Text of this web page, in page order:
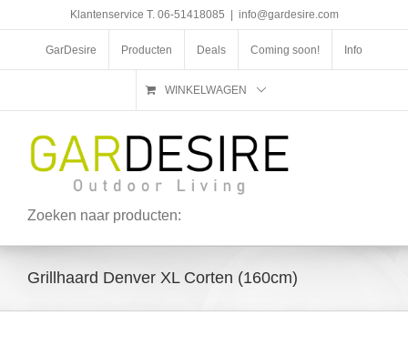
Klantenservice T. 06-51418085 info@gardesire.com
GarDesire Producten Deals Coming soon! Info
WINKELWAGEN
Zoeken naar producten:
Grillhaard Denver XL Corten (160cm)